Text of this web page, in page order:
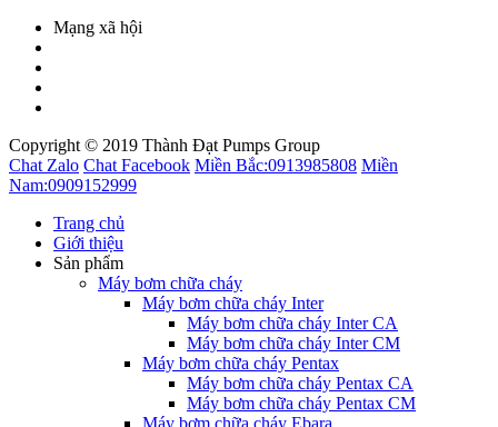
Mạng xã hội
Copyright © 2019 Thành Đạt Pumps Group
Chat Zalo Chat Facebook Miền Bắc:0913985808 Miền
Nam:0909152999
Trang chủ
Giới thiệu
Sản phẩm
Máy bơm chữa cháy
Máy bơm chữa cháy Inter
Máy bơm chữa cháy Inter CA
Máy bơm chữa cháy Inter CM
Máy bơm chữa cháy Pentax
Máy bơm chữa cháy Pentax CA
Máy bơm chữa cháy Pentax CM
Máy bơm chữa cháy Ebara